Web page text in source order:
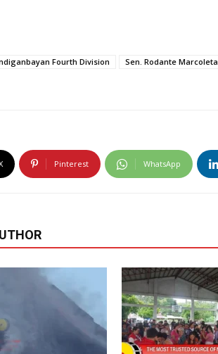
Fourth Division
Sen. Rodante Marcoleta
Pinterest WhatsApp